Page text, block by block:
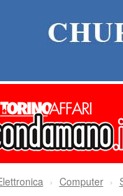
Computer